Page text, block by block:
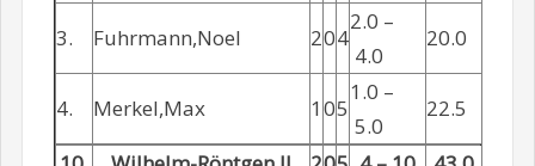
3. Fuhrmann,Noel 204
2.0 –
4.0
20.0
4. Merkel,Max 105
1.0 –
5.0
22.5